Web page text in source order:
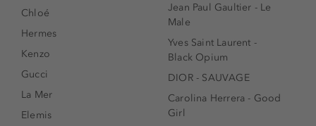
Chloé
Hermes
Kenzo
Gucci
La Mer
Elemis
Jean Paul Gaultier - Le
Male
Yves Saint Laurent -
Black Opium
DIOR - SAUVAGE
Carolina Herrera - Good
Girl